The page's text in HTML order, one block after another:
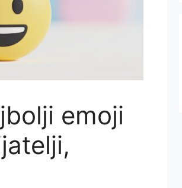
emoji